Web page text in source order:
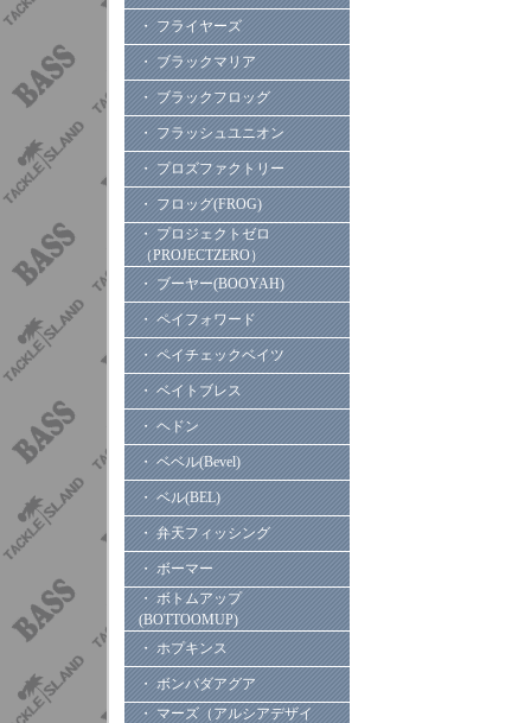
・ フライヤーズ
・ ブラックマリア
・ ブラックフロッグ
・ フラッシュユニオン
・ プロズファクトリー
・ フロッグ(FROG)
・ プロジェクトゼロ
（PROJECTZERO）
・ ブーヤー(BOOYAH)
・ ペイフォワード
・ ペイチェックベイツ
・ ベイトブレス
・ ヘドン
・ ベベル(Bevel)
・ ベル(BEL)
・ 弁天フィッシング
・ ボーマー
・ ボトムアップ
(BOTTOOMUP)
・ ホプキンス
・ ボンバダアグア
・ マーズ（アルシアデザイ